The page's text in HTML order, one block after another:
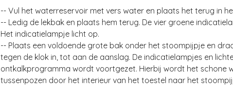
-- Vul het waterreservoir met vers water en plaats het terug in
-- Ledig de lekbak en plaats hem terug. De vier groene
Het indicatielampje licht op.
-- Plaats een voldoende grote bak onder het stoompijpje en
tegen de klok in, tot aan de aanslag. De indicatielampjes en
ontkalkprogramma wordt voortgezet. Hierbij wordt het schone
tussenpozen door het interieur van het toestel naar het